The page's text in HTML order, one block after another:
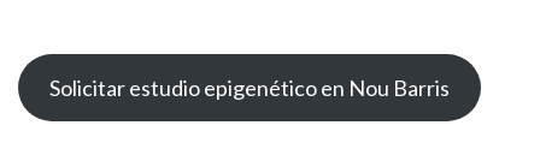
Solicitar estudio epigenético en Nou Barris